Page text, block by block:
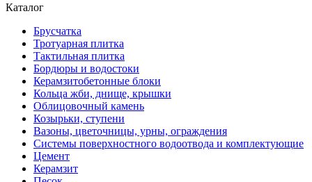
Каталог
Брусчатка
Тротуарная плитка
Тактильная плитка
Бордюры и водостоки
Керамзитобетонные блоки
Кольца жби, днище, крышки
Облицовочный камень
Козырьки, ступени
Вазоны, цветочницы, урны, ограждения
Системы поверхностного водоотвода и комплектующие
Цемент
Керамзит